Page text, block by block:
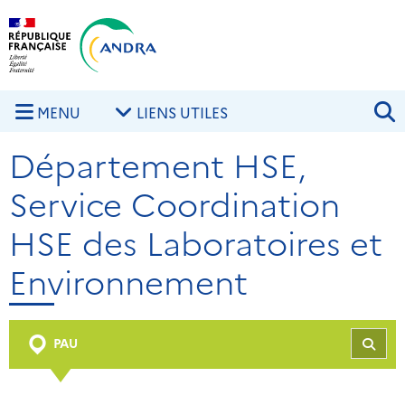
Aller au contenu principal
MENU LIENS UTILES
Département HSE,
Service Coordination
HSE des Laboratoires et
Environnement
PAU